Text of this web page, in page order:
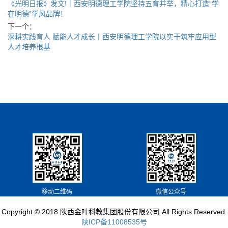
《光明日报》发文!｜西安明德理工学院坚持五育并举，精心打造“学
在明德”学风品牌！
下一个：
深耕实践育人 赋能人才成长丨西安明德理工学院以实干筑牢应用型
人才培养根基
移动二维码 微信公众号
Copyright © 2018 陕西金叶科教集团股份有限公司 All Rights Reserved.
陕ICP备11008535号